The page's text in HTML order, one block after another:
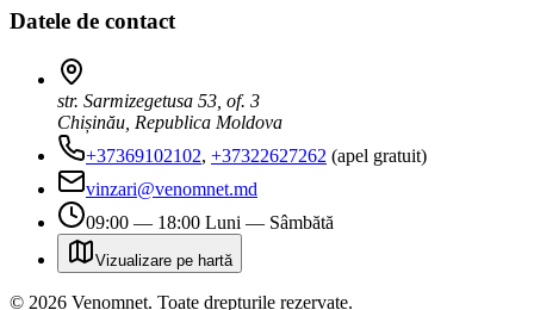
Datele de contact
str. Sarmizegetusa 53, of. 3
Chișinău, Republica Moldova
+37369102102, +37322627262 (apel gratuit)
vinzari@venomnet.md
09:00 — 18:00 Luni — Sâmbătă
Vizualizare pe hartă
© 2026 Venomnet. Toate drepturile rezervate.